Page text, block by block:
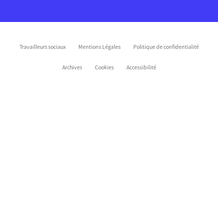
Travailleurs sociaux Mentions Légales Politique de confidentialité
Archives Cookies Accessibilité